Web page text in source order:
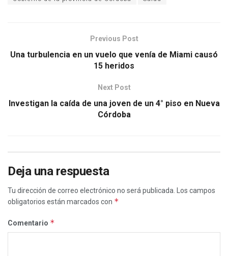
Previous Post
Una turbulencia en un vuelo que venía de Miami causó
15 heridos
Next Post
Investigan la caída de una joven de un 4° piso en Nueva
Córdoba
Deja una respuesta
Tu dirección de correo electrónico no será publicada.
Los campos
obligatorios están marcados con *
Comentario *